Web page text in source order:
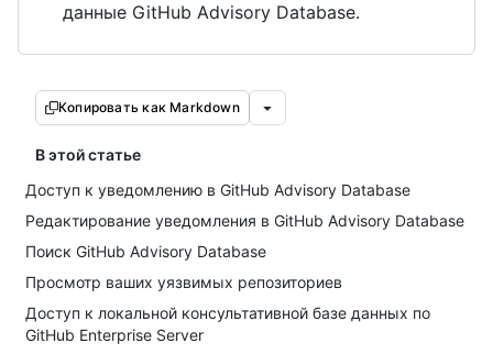
данные GitHub Advisory Database.
Копировать как Markdown
В этой статье
Доступ к уведомлению в GitHub Advisory Database
Редактирование уведомления в GitHub Advisory Database
Поиск GitHub Advisory Database
Просмотр ваших уязвимых репозиториев
Доступ к локальной консультативной базе данных по
GitHub Enterprise Server